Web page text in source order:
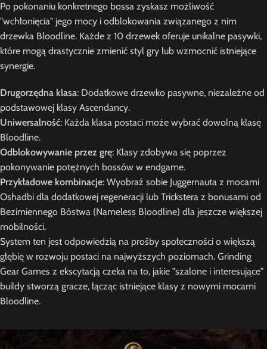
Po pokonaniu konkretnego bossa zyskasz możliwość
"wchłonięcia" jego mocy i odblokowania związanego z nim
drzewka Bloodline. Każde z 10 drzewek oferuje unikalne pasywki,
które mogą drastycznie zmienić styl gry lub wzmocnić istniejące
synergie.
Drugorzędna klasa: Dodatkowe drzewko pasywne, niezależne od
podstawowej klasy Ascendancy.
Uniwersalność: Każda klasa postaci może wybrać dowolną klasę
Bloodline.
Odblokowywanie przez grę: Klasy zdobywa się poprzez
pokonywanie potężnych bossów w endgame.
Przykładowe kombinacje: Wyobraź sobie Juggernauta z mocami
Oshadbi dla dodatkowej regeneracji lub Trickstera z bonusami od
Bezimiennego Bóstwa (Nameless Bloodline) dla jeszcze większej
mobilności.
System ten jest odpowiedzią na prośby społeczności o większą
głębię w rozwoju postaci na najwyższych poziomach. Grinding
Gear Games z ekscytacją czeka na to, jakie "szalone i interesujące"
buildy stworzą gracze, łącząc istniejące klasy z nowymi mocami
Bloodline.